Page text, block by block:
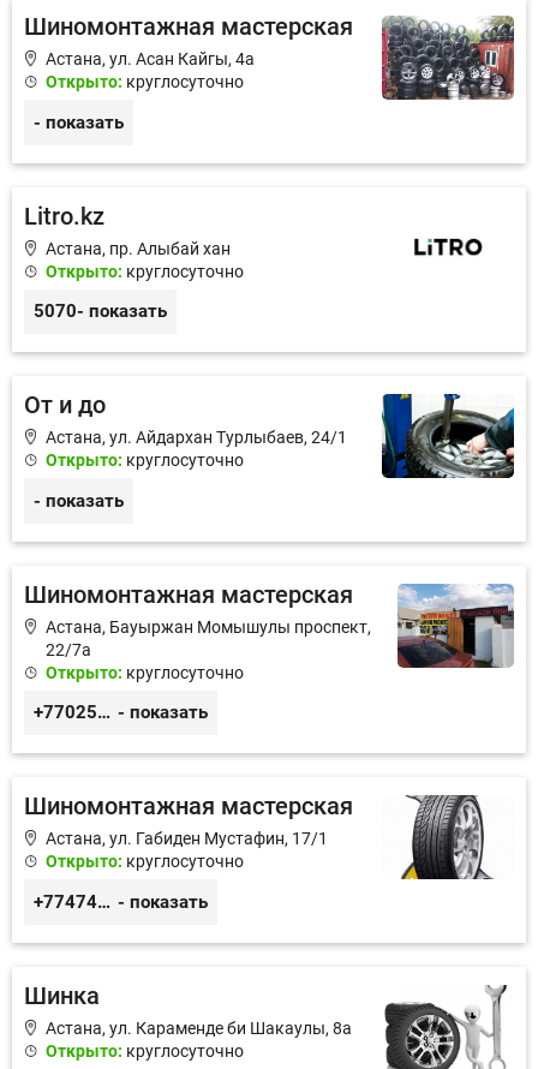
Шиномонтажная мастерская
Астана, ул. Асан Кайгы, 4а
Открыто: круглосуточно
- показать
Litro.kz
Астана, пр. Алыбай хан
Открыто: круглосуточно
5070- показать
От и до
Астана, ул. ​Айдархан Турлыбаев, 24/1
Открыто: круглосуточно
- показать
Шиномонтажная мастерская
Астана, ​Бауыржан Момышулы проспект,
22/7а
Открыто: круглосуточно
+77025040984 - показать
Шиномонтажная мастерская
Астана, ​ул. Габиден Мустафин, 17/1
Открыто: круглосуточно
+77474489131 - показать
Шинка
Астана, ​ул. Караменде би Шакаулы, 8а
Открыто: круглосуточно